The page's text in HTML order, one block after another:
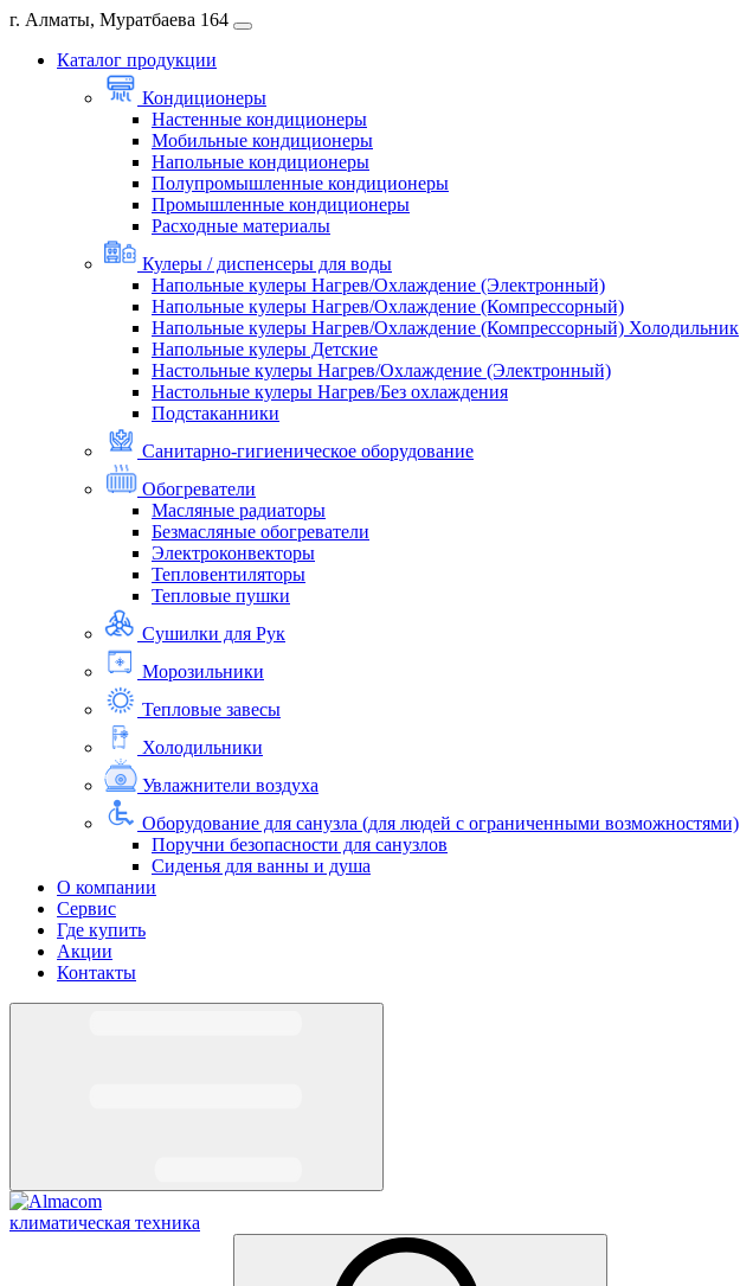
г. Алматы, Муратбаева 164
Каталог продукции
Кондиционеры
Настенные кондиционеры
Мобильные кондиционеры
Напольные кондиционеры
Полупромышленные кондиционеры
Промышленные кондиционеры
Расходные материалы
Кулеры / диспенсеры для воды
Напольные кулеры Нагрев/Охлаждение (Электронный)
Напольные кулеры Нагрев/Охлаждение (Компрессорный)
Напольные кулеры Нагрев/Охлаждение (Компрессорный) Холодильник
Напольные кулеры Детские
Настольные кулеры Нагрев/Охлаждение (Электронный)
Настольные кулеры Нагрев/Без охлаждения
Подстаканники
Санитарно-гигиеническое оборудование
Обогреватели
Масляные радиаторы
Безмасляные обогреватели
Электроконвекторы
Тепловентиляторы
Тепловые пушки
Сушилки для Рук
Морозильники
Тепловые завесы
Холодильники
Увлажнители воздуха
Оборудование для санузла (для людей с ограниченными возможностями)
Поручни безопасности для санузлов
Сиденья для ванны и душа
О компании
Сервис
Где купить
Акции
Контакты
климатическая техника